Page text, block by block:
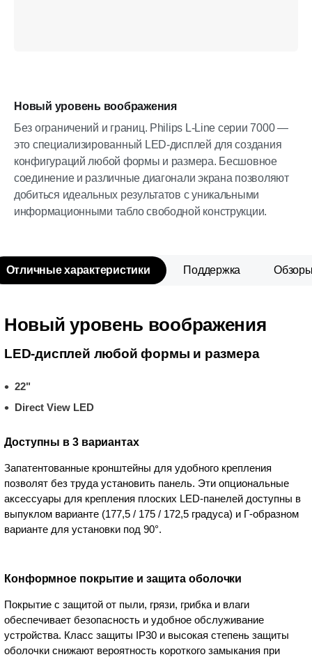
Новый уровень воображения
Без ограничений и границ. Philips L-Line серии 7000 —
это специализированный LED-дисплей для создания
конфигураций любой формы и размера. Бесшовное
соединение и различные диагонали экрана позволяют
добиться идеальных результатов с уникальными
информационными табло свободной конструкции.
Отличные характеристики Поддержка
Новый уровень воображения
LED-дисплей любой формы и размера
22"
Direct View LED
Доступны в 3 вариантах
Запатентованные кронштейны для удобного крепления
позволят без труда установить панель. Эти опциональные
аксессуары для крепления плоских LED-панелей доступны в
выпуклом варианте (177,5 / 175 / 172,5 градуса) и Г-образном
варианте для установки под 90°.
Конформное покрытие и защита оболочки
Покрытие с защитой от пыли, грязи, грибка и влаги
обеспечивает безопасность и удобное обслуживание
устройства. Класс защиты IP30 и высокая степень защиты
оболочки снижают вероятность короткого замыкания при